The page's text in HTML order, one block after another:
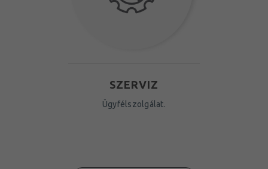
SZERVIZ
Ügyfélszolgálat.